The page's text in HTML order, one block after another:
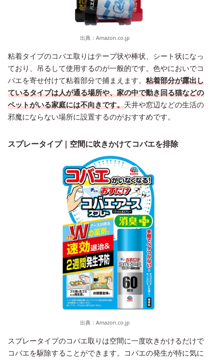
出典： Amazon.co.jp
粘着タイプのコバエ取りはテープ状や棒状、シート状になっ
ており、吊るして使用するのが一般的です。色やにおいでコ
バエを寄せ付けて粘着部分で捕まえます。 粘着部分が露出し
ているタイプは人が通る場所や、家の中で動き回る猫などの
ペットがいる家庭には不向きです。天井や窓辺などの生活の
邪魔にならない場所に設置するのがおすすめです。
スプレータイプ｜空間に吹きかけてコバエを排除
出典： Amazon.co.jp
スプレータイプのコバエ取りは空間に一度吹きかけるだけで
コバエを駆除することができます。コバエの発生が特に気に